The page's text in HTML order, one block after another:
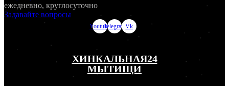
ежедневно, круглосуточно
Задавайте вопросы
YoutubeTelegramVk
ХИНКАЛЬНАЯ24
МЫТИЩИ